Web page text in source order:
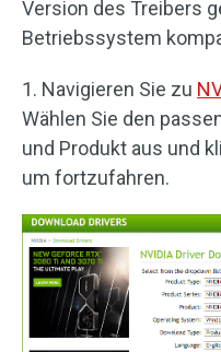
Version des Treibers
Betriebssystem
1. Navigieren Sie zu
Wählen Sie den
und Produkt aus und
um fortzufahren.